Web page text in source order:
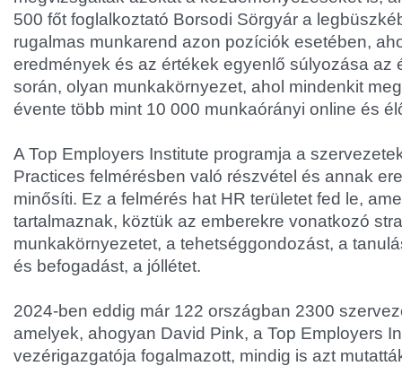
500 főt foglalkoztató Borsodi Sörgyár a
rugalmas munkarend azon pozíciók esetében,
eredmények és az értékek egyenlő súlyozása az
során, olyan munkakörnyezet, ahol mindenkit
évente több mint 10 000 munkaórányi online és
A Top Employers Institute programja a
Practices felmérésben való részvétel és annak
minősíti. Ez a felmérés hat HR területet fed le,
tartalmaznak, köztük az emberekre vonatkozó
munkakörnyezetet, a tehetséggondozást, a
és befogadást, a jóllétet.
2024-ben eddig már 122 országban 2300
amelyek, ahogyan David Pink, a Top Employers
vezérigazgatója fogalmazott, mindig is azt